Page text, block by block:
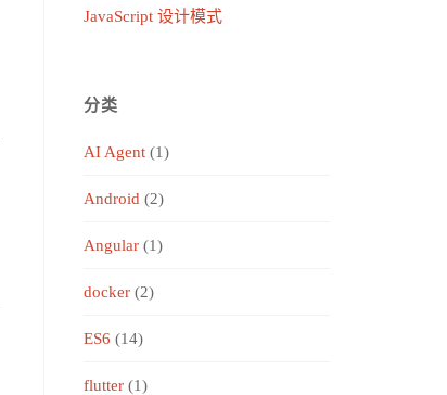
JavaScript 设计模式
分类
AI Agent (1)
Android (2)
Angular (1)
docker (2)
ES6 (14)
flutter (1)